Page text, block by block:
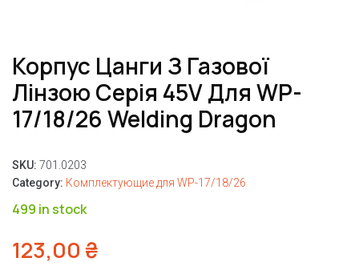
Корпус Цанги З Газової
Лінзою Серія 45V Для WP-
17/18/26 Welding Dragon
SKU: 701.0203
Category: Комплектующие для WP-17/18/26
499 in stock
123,00 ₴